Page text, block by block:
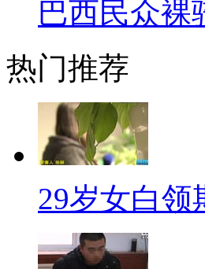
数据却显示，真
情内容消费才
这样的数据国
果就完全不一样
排名第一，中国
【口播】食色
受色情内容合法
巴西民众裸
热门推荐
29岁女白领